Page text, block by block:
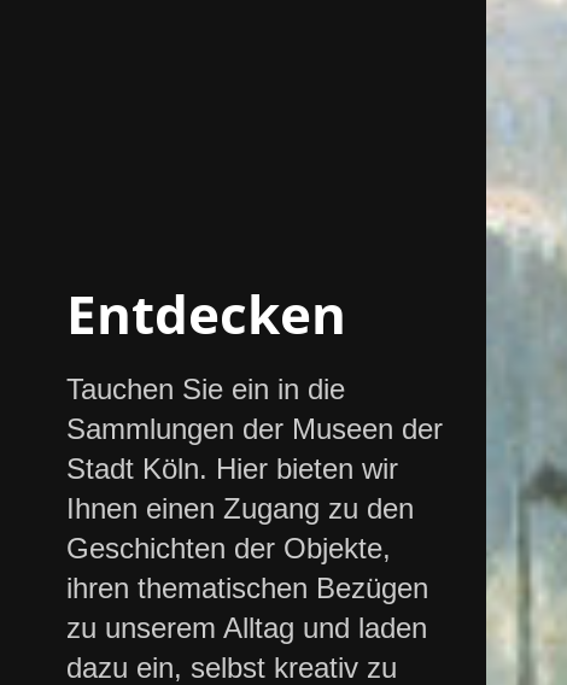
Entdecken
Tauchen Sie ein in die
Sammlungen der Museen der
Stadt Köln. Hier bieten wir
Ihnen einen Zugang zu den
Geschichten der Objekte,
ihren thematischen Bezügen
zu unserem Alltag und laden
dazu ein, selbst kreativ zu